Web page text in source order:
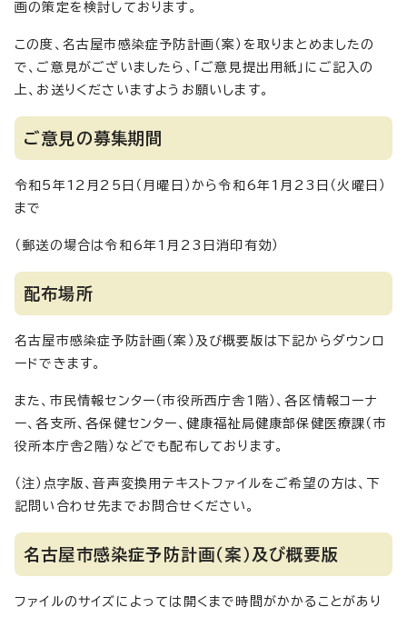
画の策定を検討しております。
この度、名古屋市感染症予防計画（案）を取りまとめましたの
で、ご意見がございましたら、「ご意見提出用紙」にご記入の
上、お送りくださいますようお願いします。
ご意見の募集期間
令和5年12月25日（月曜日）から令和6年1月23日（火曜日）
まで
（郵送の場合は令和6年1月23日消印有効）
配布場所
名古屋市感染症予防計画（案）及び概要版は下記からダウンロ
ードできます。
また、市民情報センター（市役所西庁舎1階）、各区情報コーナ
ー、各支所、各保健センター、健康福祉局健康部保健医療課（市
役所本庁舎2階）などでも配布しております。
（注）点字版、音声変換用テキストファイルをご希望の方は、下
記問い合わせ先までお問合せください。
名古屋市感染症予防計画（案）及び概要版
ファイルのサイズによっては開くまで時間がかかることがあり